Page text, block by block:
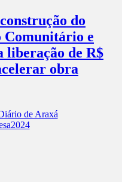
do
Comunitário e
liberação de R$
obra